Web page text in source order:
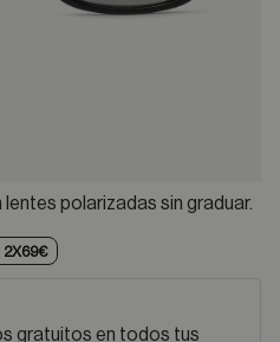
polarizadas sin graduar.
2X69€
gratuitos en todos tus